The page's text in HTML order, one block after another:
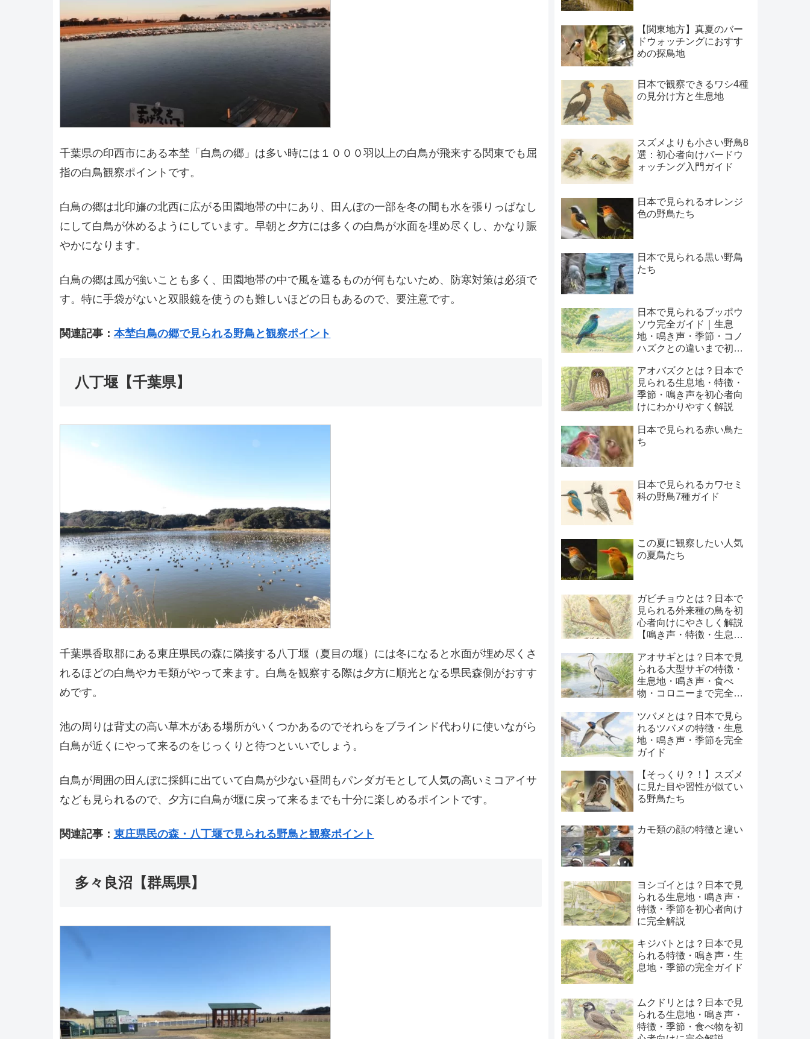
千葉県の印西市にある本埜「白鳥の郷」は多い時には１０００羽以上の白鳥が飛来する関東でも屈
指の白鳥観察ポイントです。
白鳥の郷は北印旛の北西に広がる田園地帯の中にあり、田んぼの一部を冬の間も水を張りっぱなし
にして白鳥が休めるようにしています。早朝と夕方には多くの白鳥が水面を埋め尽くし、かなり賑
やかになります。
白鳥の郷は風が強いことも多く、田園地帯の中で風を遮るものが何もないため、防寒対策は必須で
す。特に手袋がないと双眼鏡を使うのも難しいほどの日もあるので、要注意です。
関連記事： 本埜白鳥の郷で見られる野鳥と観察ポイント
八丁堰【千葉県】
千葉県香取郡にある東庄県民の森に隣接する八丁堰（夏目の堰）には冬になると水面が埋め尽くさ
れるほどの白鳥やカモ類がやって来ます。白鳥を観察する際は夕方に順光となる県民森側がおすす
めです。
池の周りは背丈の高い草木がある場所がいくつかあるのでそれらをブラインド代わりに使いながら
白鳥が近くにやって来るのをじっくりと待つといいでしょう。
白鳥が周囲の田んぼに採餌に出ていて白鳥が少ない昼間もパンダガモとして人気の高いミコアイサ
なども見られるので、夕方に白鳥が堰に戻って来るまでも十分に楽しめるポイントです。
関連記事： 東庄県民の森・八丁堰で見られる野鳥と観察ポイント
多々良沼【群馬県】
【関東地方】真夏のバー
ドウォッチングにおすす
めの探鳥地
日本で観察できるワシ4種
の見分け方と生息地
スズメよりも小さい野鳥8
選：初心者向けバードウ
ォッチング入門ガイド
日本で見られるオレンジ
色の野鳥たち
日本で見られる黒い野鳥
たち
日本で見られるブッポウ
ソウ完全ガイド｜生息
地・鳴き声・季節・コノ
ハズクとの違いまで初心
アオバズクとは？日本で
見られる生息地・特徴・
季節・鳴き声を初心者向
けにわかりやすく解説
日本で見られる赤い鳥た
ち
日本で見られるカワセミ
科の野鳥7種ガイド
この夏に観察したい人気
の夏鳥たち
ガビチョウとは？日本で
見られる外来種の鳥を初
心者向けにやさしく解説
【鳴き声・特徴・生息
アオサギとは？日本で見
られる大型サギの特徴・
生息地・鳴き声・食べ
物・コロニーまで完全ガ
ツバメとは？日本で見ら
れるツバメの特徴・生息
地・鳴き声・季節を完全
ガイド
【そっくり？！】スズメ
に見た目や習性が似てい
る野鳥たち
カモ類の顔の特徴と違い
ヨシゴイとは？日本で見
られる生息地・鳴き声・
特徴・季節を初心者向け
に完全解説
キジバトとは？日本で見
られる特徴・鳴き声・生
息地・季節の完全ガイド
ムクドリとは？日本で見
られる生息地・鳴き声・
特徴・季節・食べ物を初